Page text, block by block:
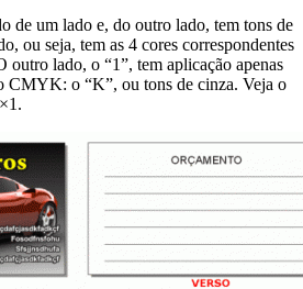
de um lado e, do outro lado, tem tons de
ou seja, tem as 4 cores correspondentes
lado, o “1”, tem aplicação apenas
CMYK: o “K”, ou tons de cinza. Veja o